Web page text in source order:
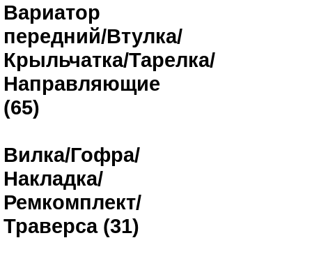
Вариатор
передний/Втулка/
Крыльчатка/Тарелка/
Направляющие
(65)
Вилка/Гофра/
Накладка/
Ремкомплект/
Траверса (31)